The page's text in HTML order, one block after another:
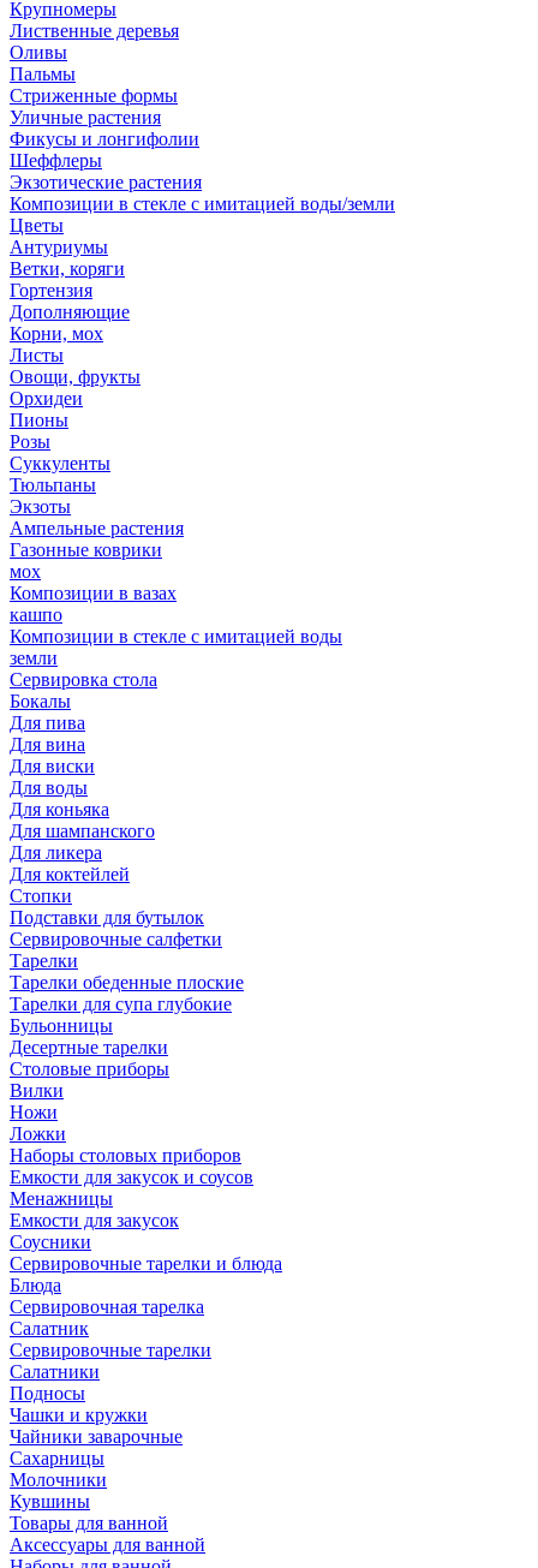
Крупномеры
Лиственные деревья
Оливы
Пальмы
Стриженные формы
Уличные растения
Фикусы и лонгифолии
Шеффлеры
Экзотические растения
Композиции в стекле с имитацией воды/земли
Цветы
Антуриумы
Ветки, коряги
Гортензия
Дополняющие
Корни, мох
Листы
Овощи, фрукты
Орхидеи
Пионы
Розы
Суккуленты
Тюльпаны
Экзоты
Ампельные растения
Газонные коврики
мох
Композиции в вазах
кашпо
Композиции в стекле с имитацией воды
земли
Сервировка стола
Бокалы
Для пива
Для вина
Для виски
Для воды
Для коньяка
Для шампанского
Для ликера
Для коктейлей
Стопки
Подставки для бутылок
Сервировочные салфетки
Тарелки
Тарелки обеденные плоские
Тарелки для супа глубокие
Бульонницы
Десертные тарелки
Столовые приборы
Вилки
Ножи
Ложки
Наборы столовых приборов
Емкости для закусок и соусов
Менажницы
Емкости для закусок
Соусники
Сервировочные тарелки и блюда
Блюда
Сервировочная тарелка
Салатник
Сервировочные тарелки
Салатники
Подносы
Чашки и кружки
Чайники заварочные
Сахарницы
Молочники
Кувшины
Товары для ванной
Аксессуары для ванной